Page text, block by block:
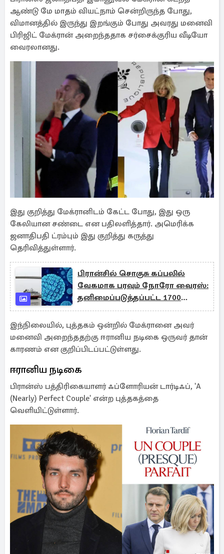
ஆண்டு மே மாதம் வியட்நாம் சென்றிருந்த போது,
விமானத்தில் இருந்து இறங்கும் போது அவரது மனைவி
பிரிஜிட் மேக்ரான் அறைந்ததாக சர்சைக்குரிய வீடியோ
வைரலானது.
இது குறித்து மேக்ரானிடம் கேட்ட போது, இது ஒரு
கேலியான சண்டை என பதிலளித்தார். அமெரிக்க
ஜனாதிபதி ட்ரம்பும் இது குறித்து கருத்து
தெரிவித்துள்ளார்.
பிரான்சில் சொகுசு கப்பலில்
வேகமாக பரவும் நோரோ வைரஸ்:
தனிமைப்படுத்தப்பட்ட 1700
பயணிகள்
இந்நிலையில், புத்தகம் ஒன்றில் மேக்ரானை அவர்
மனைவி அறைந்ததற்கு ஈரானிய நடிகை ஒருவர் தான்
காரணம் என குறிப்பிடப்பட்டுள்ளது.
ஈரானிய நடிகை
பிரான்ஸ் பத்திரிகையாளர் ஃப்ளோரியன் டார்டிஃப், 'A
(Nearly) Perfect Couple' என்ற புத்தகத்தை
வெளியிட்டுள்ளார்.